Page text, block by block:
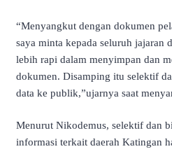
“Menyangkut dengan dokumen
saya minta kepada seluruh jajaran
lebih rapi dalam menyimpan dan
dokumen. Disamping itu selektif
data ke publik,”ujarnya saat
Menurut Nikodemus, selektif dan
informasi terkait daerah Katingan